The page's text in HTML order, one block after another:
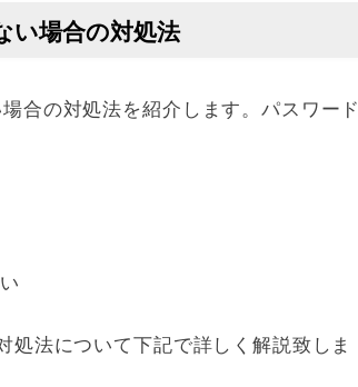
い場合の対処法
合の対処法を紹介します。パスワード
法について下記で詳しく解説致しま